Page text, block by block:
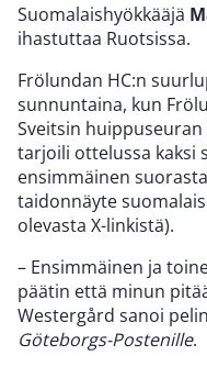
Suomalaishyökkääjä
ihastuttaa Ruotsissa.
Frölundan HC:n
sunnuntaina, kun
Sveitsin
tarjoili ottelussa kaksi
ensimmäinen
taidonnäyte
olevasta X-linkistä).
– Ensimmäinen ja
päätin että minun
Westergård sanoi
Göteborgs-Postenille.